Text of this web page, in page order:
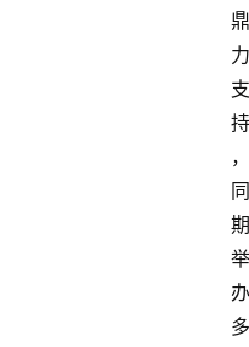
鼎
力
支
持
，
同
期
举
办
多